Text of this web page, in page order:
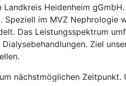
Heidenheim
im MVZ Nephrologie
Das Leistungsspektrum
Ziel
nächstmöglichen